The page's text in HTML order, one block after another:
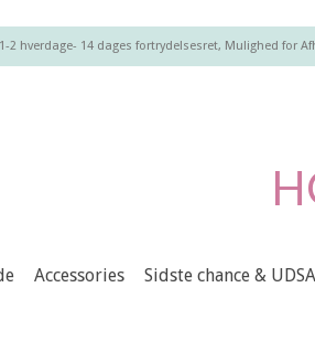
2 hverdage- 14 dages fortrydelsesret, Mulighed for
Accessories Sidste chance &